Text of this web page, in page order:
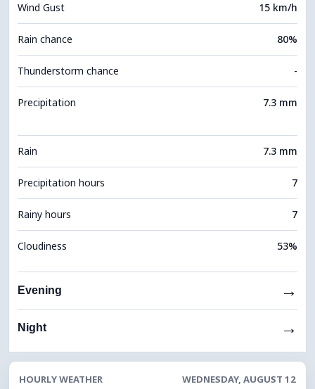
Wind Gust 15 km/h
Rain chance 80%
Thunderstorm chance -
Precipitation 7.3 mm
Rain 7.3 mm
Precipitation hours 7
Rainy hours 7
Cloudiness 53%
Evening →
Night →
HOURLY WEATHER WEDNESDAY, AUGUST 12